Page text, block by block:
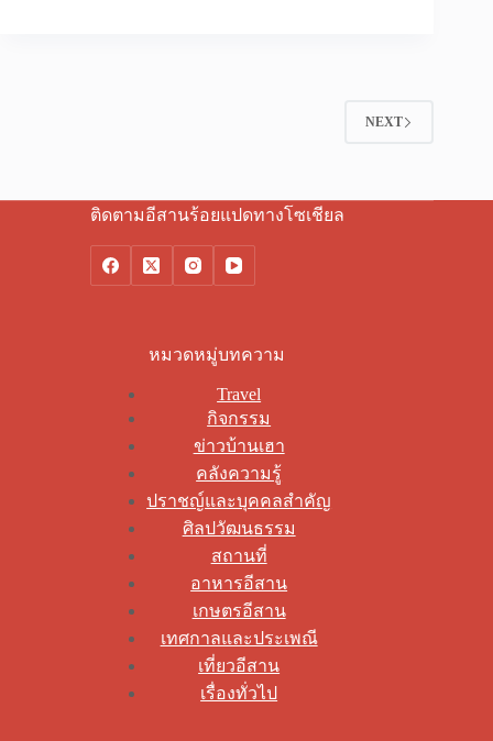
NEXT
ติดตามอีสานร้อยแปดทางโซเชียล
หมวดหมู่บทความ
Travel
กิจกรรม
ข่าวบ้านเฮา
คลังความรู้
ปราชญ์และบุคคลสำคัญ
ศิลปวัฒนธรรม
สถานที่
อาหารอีสาน
เกษตรอีสาน
เทศกาลและประเพณี
เที่ยวอีสาน
เรื่องทั่วไป